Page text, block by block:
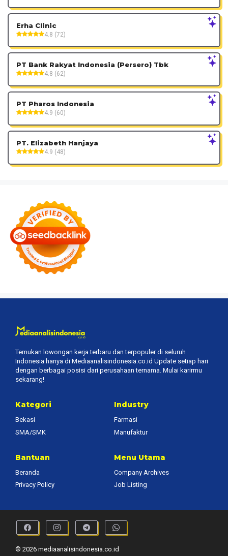
Erha Clinic
4.8 (72)
PT Bank Rakyat Indonesia (Persero) Tbk
4.8 (62)
PT Pharos Indonesia
4.9 (60)
PT. Elizabeth Hanjaya
4.9 (48)
Temukan lowongan kerja terbaru dan terpopuler di seluruh
Indonesia hanya di Mediaanalisindonesia.co.id Update setiap hari
dengan berbagai posisi dari perusahaan ternama. Mulai karirmu
sekarang!
Kategori
Bekasi
SMA/SMK
Industry
Farmasi
Manufaktur
Bantuan
Beranda
Privacy Policy
Menu Utama
Company Archives
Job Listing
© 2026 mediaanalisindonesia.co.id